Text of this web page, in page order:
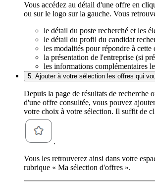
Vous accédez au détail d'une offre en
ou sur le logo sur la gauche. Vous
le détail du poste recherché et les
le détail du profil du candidat
les modalités pour répondre à cette
la présentation de l'entreprise (si
les informations complémentaires
5. Ajouter à votre sélection les offres qui
Depuis la page de résultats de recherche
d'une offre consultée, vous pouvez
votre choix à votre sélection. Il suffit de
.
Vous les retrouverez ainsi dans votre
rubrique « Ma sélection d'offres ».